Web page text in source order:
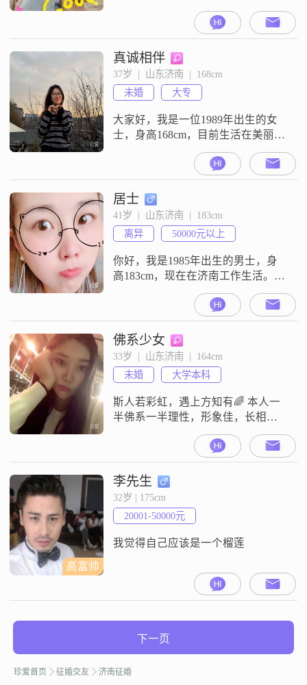
现在在济南工作，月收入在12001到
20000元之间。我的性格比较开朗爱
笑，平时也比较独立自信，待人真
诚可靠。在相处中，我觉得自己是
一个情绪稳定的人，能够做到信任
包容。在生活中，我比较注重生活
品质。平时空闲的时候，我会做跑
步健身，也会看电影追剧。我还
真诚相伴
37岁  |  山东济南  |  168cm
未婚
大专
大家好，我是一位1989年出生的女
士，身高168cm，目前生活在美丽的
济南。我的月收入在8001到12000元
之间，拥有一份稳定的工作。我毕
业于大专院校，虽然学历不是特别
高，但我一直在努力提升自己。我
性格温柔体贴，善解人意，总是能
站在别人的角度考虑问题。我乐观
积极，面对生活中的困难总能保持
积极的态度。我细腻敏感，能感受
居士
41岁  |  山东济南  |  183cm
离异
50000元以上
你好，我是1985年出生的男士，身
高183cm，现在在济南工作生活。我
的月收入在50000元以上，学历是中
专。我的性格是稳重可靠的，也是
幽默风趣的，平时表现得自信果
断，性格外向健谈。我觉得自己责
任感强，成熟稳重，在相处中也会
表现得耐心包容。我是一个真诚可
靠的人，平时喜欢规划未来，不管
是生活还是其他方面，都会提前做
好安排
佛系少女
33岁  |  山东济南  |  164cm
未婚
大学本科
斯人若彩虹，遇上方知有🌈 本人一
半佛系一半理性，形象佳，长相国
泰民安脸～性格好，有品，有格
局，审美在线，……寻有眼缘！人
品好靠谱。有能量。身体健康。有
结婚能力～ 性格好 有责任心，五官
端正，有品，真诚！一起相伴到老
～不喜欢格局小，铁公鸡抠门男。
喜欢温暖 有德行格局大的男人～
高富帅
李先生
32岁 | 175cm
20001-50000元
我觉得自己应该是一个榴莲
下一页
珍爱首页 征婚交友 济南征婚